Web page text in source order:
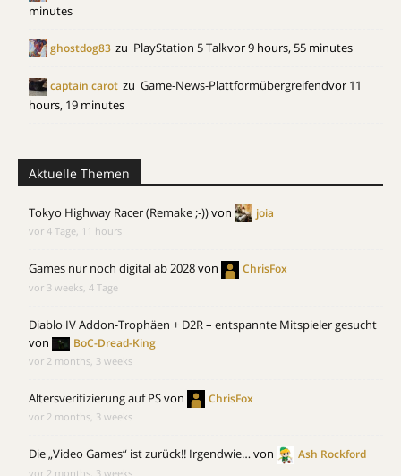
minutes
ghostdog83 zu PlayStation 5 Talkvor 9 hours, 55 minutes
captain carot zu Game-News-Plattformübergreifendvor 11
hours, 19 minutes
Aktuelle Themen
Tokyo Highway Racer (Remake ;-))von joia
vor 4 Tage, 11 hours
Games nur noch digital ab 2028von ChrisFox
vor 3 weeks, 4 Tage
Diablo IV Addon-Trophäen + D2R – entspannte Mitspieler gesucht
von
BoC-Dread-King
vor 2 months, 3 weeks
Altersverifizierung auf PSvon ChrisFox
vor 2 months, 3 weeks
Die „Video Games“ ist zurück!! Irgendwie…von Ash Rockford
vor 2 months, 3 weeks